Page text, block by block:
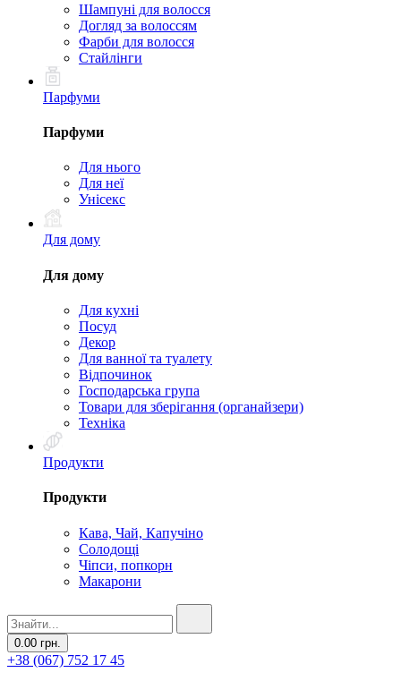
Шампуні для волосся
Догляд за волоссям
Фарби для волосся
Стайлінги
Парфуми
Парфуми
Для нього
Для неї
Унісекс
Для дому
Для дому
Для кухні
Посуд
Декор
Для ванної та туалету
Відпочинок
Господарська група
Товари для зберігання (органайзери)
Техніка
Продукти
Продукти
Кава, Чай, Капучіно
Солодощі
Чіпси, попкорн
Макарони
0.00 грн.
+38 (067) 752 17 45